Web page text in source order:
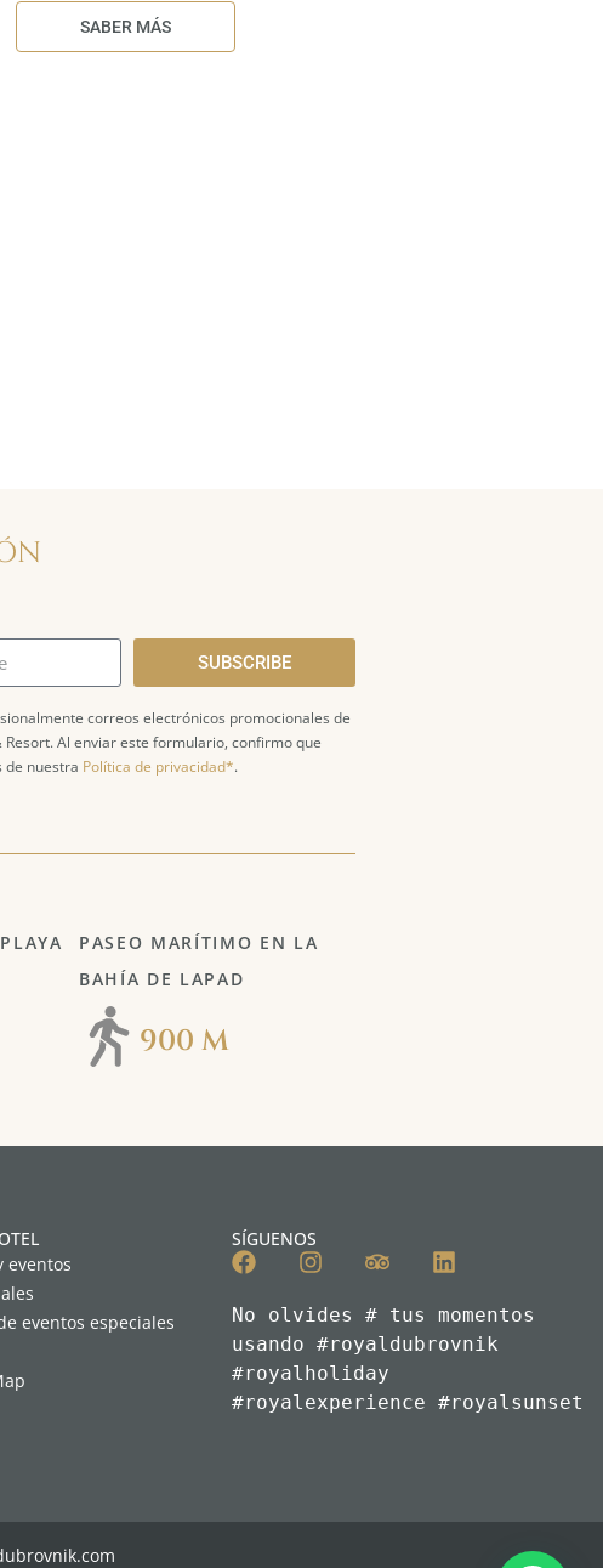
SABER MÁS
SUBSCRIBE
correos electrónicos promocionales de
Al enviar este formulario, confirmo que
de nuestra Política de privacidad*.
PASEO MARÍTIMO EN LA
BAHÍA DE LAPAD
900 M
eventos
eventos especiales
SÍGUENOS
No olvides # tus momentos
usando #royaldubrovnik
#royalholiday
#royalexperience #royalsunset